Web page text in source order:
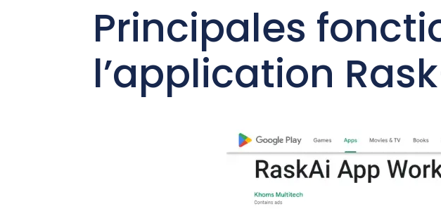
Principales
l’application